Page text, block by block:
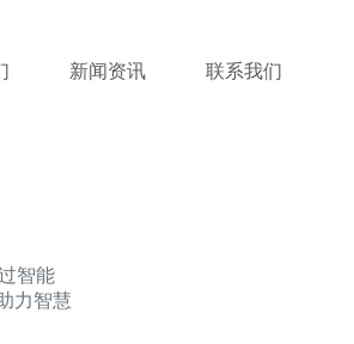
新闻资讯 联系我们
智能
力智慧